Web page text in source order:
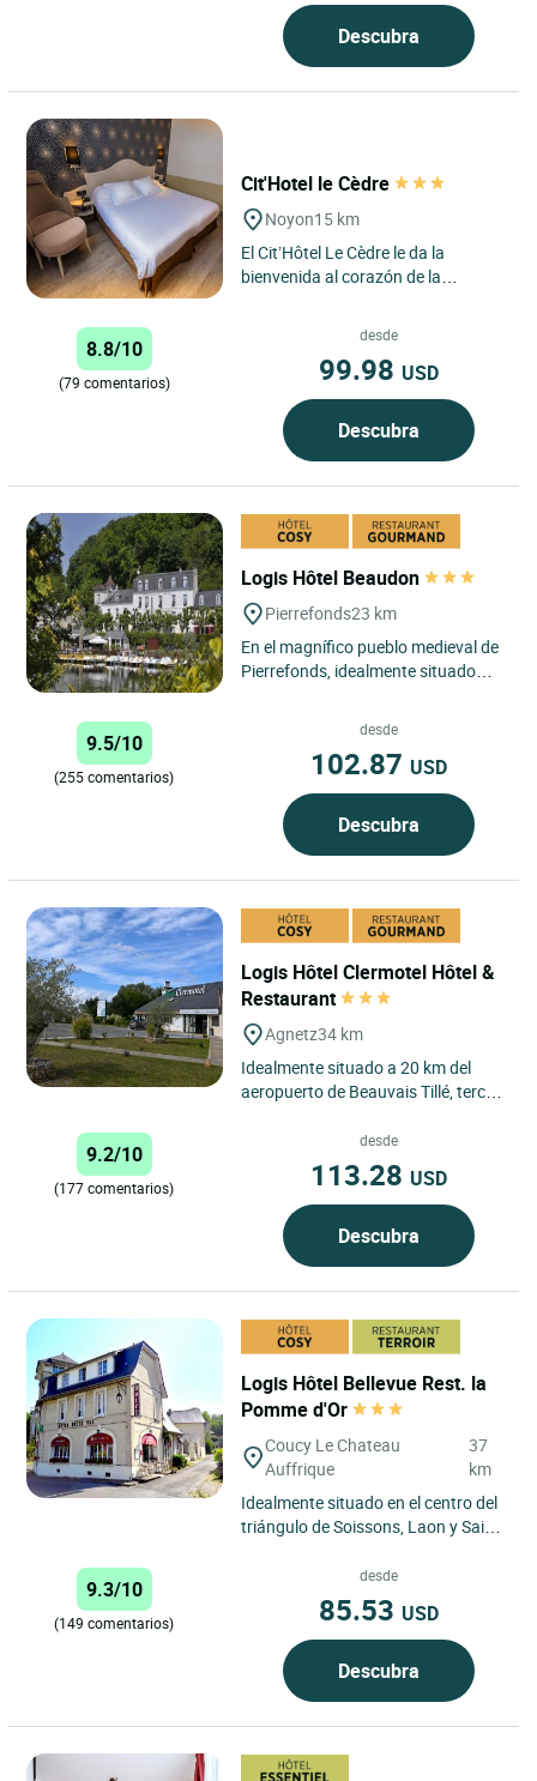
Descubra
Cit'Hotel le Cèdre
Noyon15 km
El Cit’Hôtel Le Cèdre le da la
bienvenida al corazón de la
la región de Hauts-de-France,...
8.8/10
(79 comentarios)
desde
99.98 USD
Descubra
Logis Hôtel Beaudon
Pierrefonds23 km
En el magnífico pueblo medieval de
Pierrefonds, idealmente situado
9.5/10
(255 comentarios)
desde
102.87 USD
Descubra
Logis Hôtel Clermotel Hôtel &
Restaurant
Agnetz34 km
Idealmente situado a 20 km del
aeropuerto de Beauvais Tillé, tercer
puerta de entrada a...
9.2/10
(177 comentarios)
desde
113.28 USD
Descubra
Logis Hôtel Bellevue Rest. la
Pomme d'Or
Coucy Le Chateau
Auffrique
37
km
Idealmente situado en el centro del
triángulo de Soissons, Laon y Saint-
un remanso de...
9.3/10
(149 comentarios)
desde
85.53 USD
Descubra